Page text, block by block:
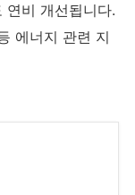
연비 개선됩니다.
에너지 관련 지